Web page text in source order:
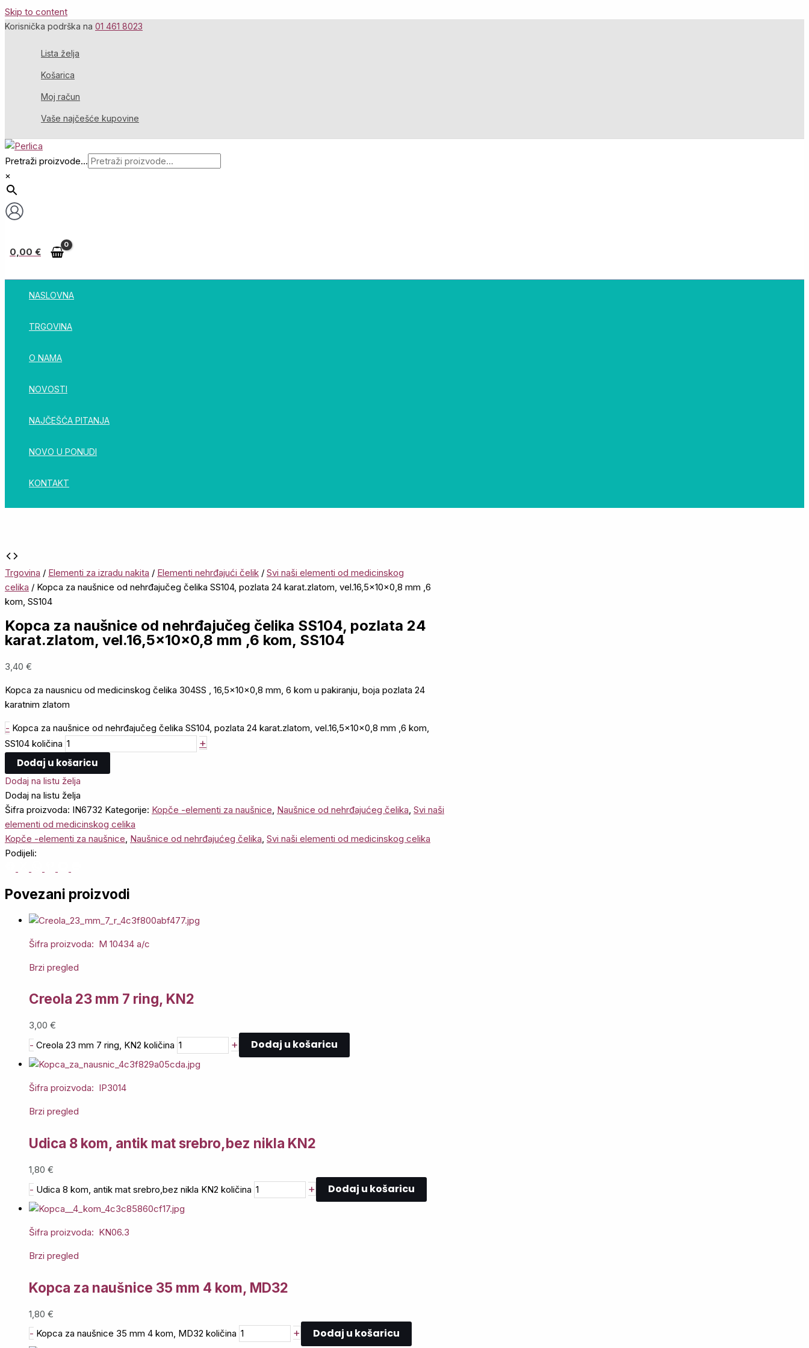
Skip to content
Korisnička podrška na 01 461 8023
Lista želja
Košarica
Moj račun
Vaše najčešće kupovine
Pretraži proizvode...
×
0,00 €
NASLOVNA
TRGOVINA
O NAMA
NOVOSTI
NAJČEŠĆA PITANJA
NOVO U PONUDI
KONTAKT
Trgovina / Elementi za izradu nakita / Elementi nehrđajući čelik / Svi naši elementi od medicinskog
celika / Kopca za naušnice od nehrđajučeg čelika SS104, pozlata 24 karat.zlatom, vel.16,5x10x0,8 mm ,6
kom, SS104
Kopca za naušnice od nehrđajučeg čelika SS104, pozlata 24
karat.zlatom, vel.16,5x10x0,8 mm ,6 kom, SS104
3,40 €
Kopca za nausnicu od medicinskog čelika 304SS , 16,5x10x0,8 mm, 6 kom u pakiranju, boja pozlata 24
karatnim zlatom
- Kopca za naušnice od nehrđajučeg čelika SS104, pozlata 24 karat.zlatom, vel.16,5x10x0,8 mm ,6 kom,
SS104 količina
+
Dodaj u košaricu
Dodaj na listu želja
Dodaj na listu želja
Šifra proizvoda: IN6732 Kategorije: Kopče -elementi za naušnice, Naušnice od nehrđajućeg čelika, Svi naši
elementi od medicinskog celika
Kopče -elementi za naušnice, Naušnice od nehrđajućeg čelika, Svi naši elementi od medicinskog celika
Podijeli:
Povezani proizvodi
Šifra proizvoda: M 10434 a/c
Brzi pregled
Creola 23 mm 7 ring, KN2
3,00 €
- Creola 23 mm 7 ring, KN2 količina + Dodaj u košaricu
Šifra proizvoda: IP3014
Brzi pregled
Udica 8 kom, antik mat srebro,bez nikla KN2
1,80 €
- Udica 8 kom, antik mat srebro,bez nikla KN2 količina + Dodaj u košaricu
Šifra proizvoda: KN06.3
Brzi pregled
Kopca za naušnice 35 mm 4 kom, MD32
1,80 €
- Kopca za naušnice 35 mm 4 kom, MD32 količina + Dodaj u košaricu